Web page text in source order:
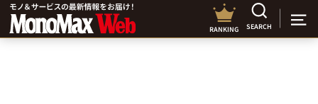
RANKING SEARCH